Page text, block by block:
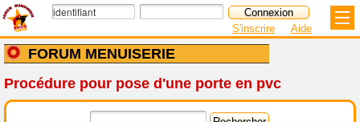
FORUM MENUISERIE
S'inscrire Aide
Procédure pour pose d'une porte en pvc